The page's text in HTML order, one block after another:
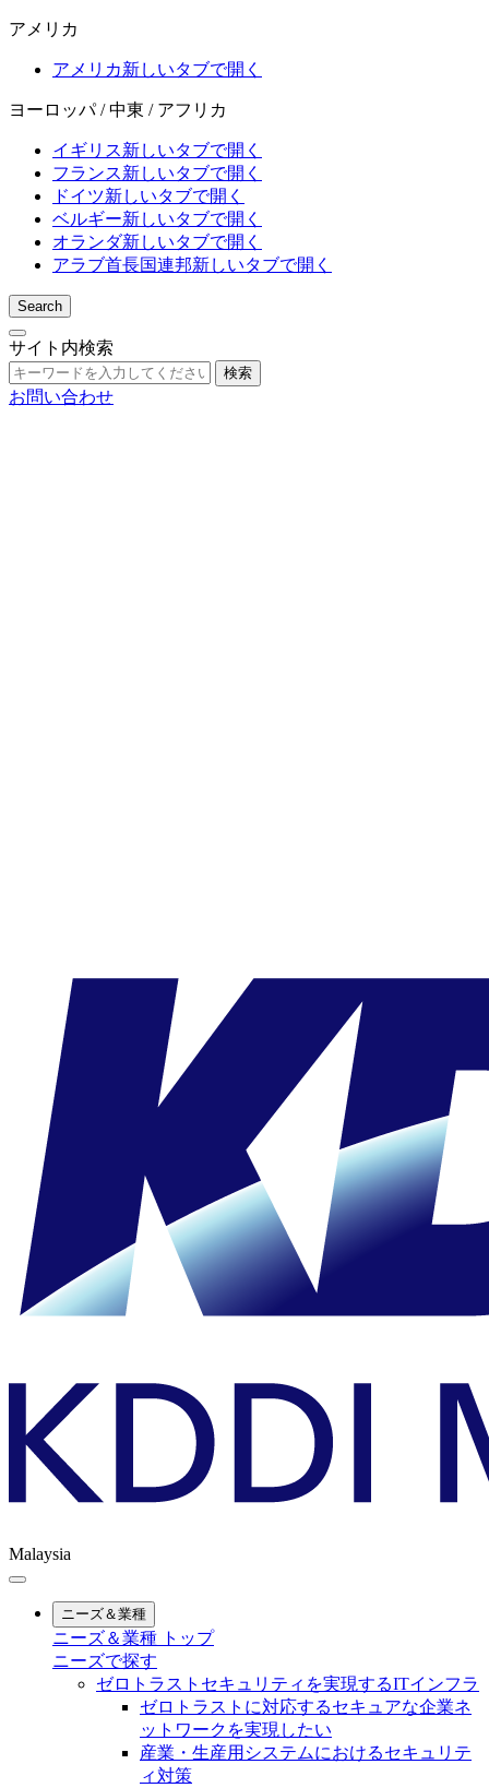
アメリカ
アメリカ新しいタブで開く
ヨーロッパ / 中東 / アフリカ
イギリス新しいタブで開く
フランス新しいタブで開く
ドイツ新しいタブで開く
ベルギー新しいタブで開く
オランダ新しいタブで開く
アラブ首長国連邦新しいタブで開く
Search
サイト内検索
検索
お問い合わせ
Malaysia
ニーズ＆業種
ニーズ＆業種 トップ
ニーズで探す
ゼロトラストセキュリティを実現するITインフラ
ゼロトラストに対応するセキュアな企業ネ
ットワークを実現したい
産業・生産用システムにおけるセキュリテ
ィ対策